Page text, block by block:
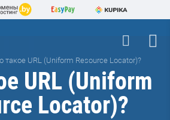
такое URL (Uniform Resource Locator)?
URL (Uniform
Locator)?